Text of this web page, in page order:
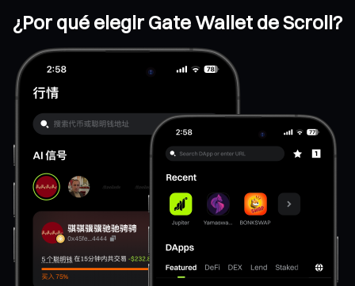
¿Por qué elegir Gate Wallet de Scroll?